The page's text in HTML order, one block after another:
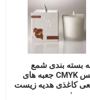
بسته بندی شمع
لوکس CMYK جعبه های
کاغذی هدیه زیست
پذیر